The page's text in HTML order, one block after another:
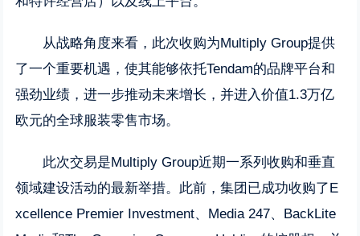
从战略角度来看，此次收购为Multiply Group提供
了一个重要机遇，使其能够依托Tendam的品牌平台和
强劲业绩，进一步推动未来增长，并进入价值1.3万亿
欧元的全球服装零售市场。
此次交易是Multiply Group近期一系列收购和垂直
领域建设活动的最新举措。此前，集团已成功收购了E
xcellence Premier Investment、Media 247、BackLite